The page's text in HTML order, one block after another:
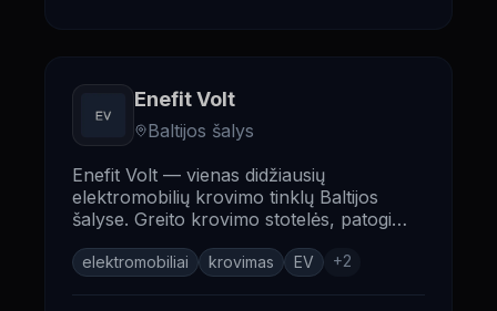
Enefit Volt
Baltijos šalys
Enefit Volt — vienas didžiausių
elektromobilių krovimo tinklų Baltijos
šalyse. Greito krovimo stotelės, patogi
sprendimai.
elektromobiliai krovimas EV +2